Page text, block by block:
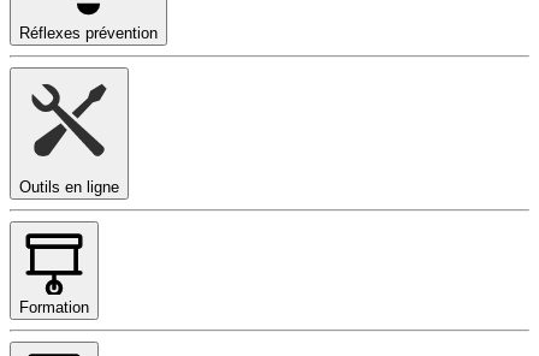
Réflexes prévention
Outils en ligne
Formation